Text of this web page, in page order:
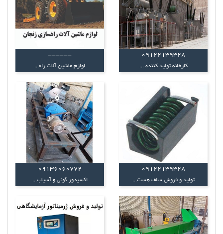
09122139328
کارخانه تولید کننده ...
------
لوازم ماشین آلات راه...
09122139328
تولید و فروش سلف هست...
09136060772
اکسیدور گونی و آسیاب...